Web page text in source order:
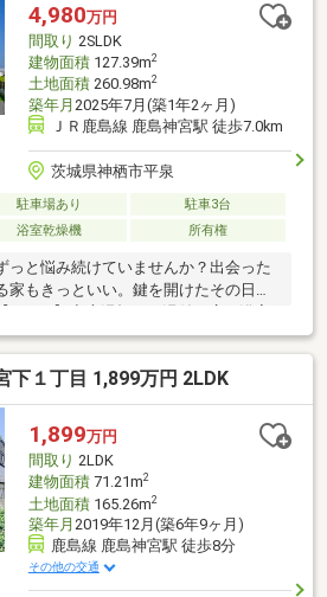
4,980万円
間取り 2SLDK
建物面積127.39m2
土地面積260.98m2
築年月 2025年7月(築1年2ヶ月)
ＪＲ鹿島線 鹿島神宮駅 徒歩7.0km
茨城県神栖市平泉
駐車場あり
駐車3台
浴室乾燥機 所有権
っと悩み続けていませんか？出会った
もきっといい。鍵を開けたその日か
POINT】◇肩湯打たせ湯付き広々浴室
ッチン◇大理石調×間接照明×名古屋
ウル洗面◇家事楽導線 （玄関⇔土間収
◇保険が安くなる.省令準耐火仕様◇
パネル付きZEH住宅
下１丁目 1,899万円 2LDK
1,899万円
間取り 2LDK
建物面積71.21m2
土地面積165.26m2
築年月 2019年12月(築6年9ヶ月)
鹿島線 鹿島神宮駅 徒歩8分
その他の交通